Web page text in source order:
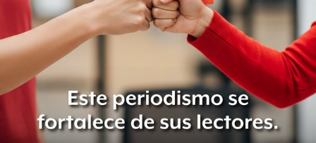
En la Cancillería de México ha colaborado en las
Direcciones de Cooperación Técnica Internacional, de
Culturales, y en la Subsecretaría para América Latina y el
Caribe.
México envía nuevo encargado de Negocios ad interim a
la Embajada de México en